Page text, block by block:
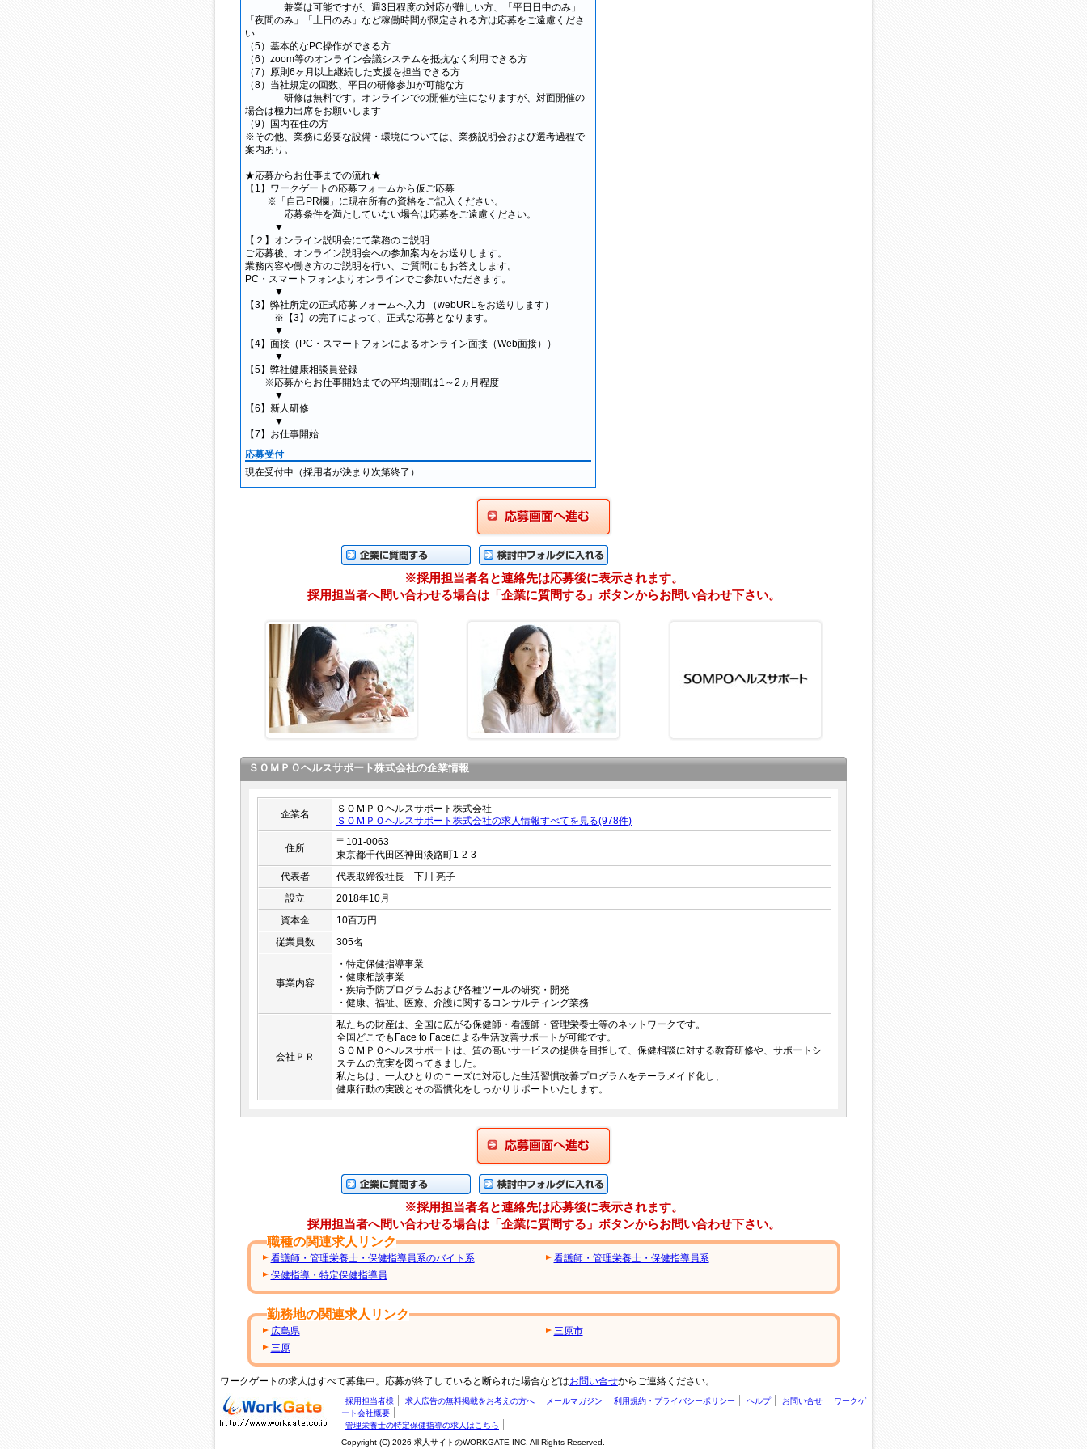
兼業は可能ですが、週3日程度の対応が難しい方、「平日日中のみ」
「夜間のみ」「土日のみ」など稼働時間が限定される方は応募をご遠慮くださ
い
（5）基本的なPC操作ができる方
（6）zoom等のオンライン会議システムを抵抗なく利用できる方
（7）原則6ヶ月以上継続した支援を担当できる方
（8）当社規定の回数、平日の研修参加が可能な方
研修は無料です。オンラインでの開催が主になりますが、対面開催の
場合は極力出席をお願いします
（9）国内在住の方
※その他、業務に必要な設備・環境については、業務説明会および選考過程で
案内あり。
★応募からお仕事までの流れ★
【1】ワークゲートの応募フォームから仮ご応募
※「自己PR欄」に現在所有の資格をご記入ください。
応募条件を満たしていない場合は応募をご遠慮ください。
▼
【２】オンライン説明会にて業務のご説明
ご応募後、オンライン説明会への参加案内をお送りします。
業務内容や働き方のご説明を行い、ご質問にもお答えします。
PC・スマートフォンよりオンラインでご参加いただきます。
▼
【3】弊社所定の正式応募フォームへ入力 （webURLをお送りします）
※【3】の完了によって、正式な応募となります。
▼
【4】面接（PC・スマートフォンによるオンライン面接（Web面接））
▼
【5】弊社健康相談員登録
※応募からお仕事開始までの平均期間は1～2ヵ月程度
▼
【6】新人研修
▼
【7】お仕事開始
応募受付
現在受付中（採用者が決まり次第終了）
応募画面に進む
企業に質問する 検検討中フォルダに入れる
※採用担当者名と連絡先は応募後に表示されます。
採用担当者へ問い合わせる場合は「企業に質問する」ボタンからお問い合わせ下さい。
ＳＯＭＰＯヘルスサポート株式会社の企業情報
企業名
ＳＯＭＰＯヘルスサポート株式会社
ＳＯＭＰＯヘルスサポート株式会社の求人情報すべてを見る(978件)
住所
〒101-0063
東京都千代田区神田淡路町1-2-3
代表者
代表取締役社長 下川 亮子
設立
2018年10月
資本金
10百万円
従業員数
305名
事業内容
・特定保健指導事業
・健康相談事業
・疾病予防プログラムおよび各種ツールの研究・開発
・健康、福祉、医療、介護に関するコンサルティング業務
会社ＰＲ
私たちの財産は、全国に広がる保健師・看護師・管理栄養士等のネットワークです。
全国どこでもFace to Faceによる生活改善サポートが可能です。
ＳＯＭＰＯヘルスサポートは、質の高いサービスの提供を目指して、保健相談に対する教育研修や、サポートシ
ステムの充実を図ってきました。
私たちは、一人ひとりのニーズに対応した生活習慣改善プログラムをテーラメイド化し、
健康行動の実践とその習慣化をしっかりサポートいたします。
応募画面に進む
企業に質問する 検討中フォルダに入れる
※採用担当者名と連絡先は応募後に表示されます。
採用担当者へ問い合わせる場合は「企業に質問する」ボタンからお問い合わせ下さい。
職種の関連求人リンク
看護師・管理栄養士・保健指導員系のバイト系
看護師・管理栄養士・保健指導員系
保健指導・特定保健指導員
勤務地の関連求人リンク
広島県
三原市
三原
ワークゲートの求人はすべて募集中。応募が終了していると断られた場合などはお問い合せからご連絡ください。
求人・求人情報ならワー
クゲートへ！
採用担当者様 求人広告の無料掲載をお考えの方へ メールマガジン 利用規約・プライバシーポリシー ヘルプ お問い合せ
ワークゲ
ート会社概要
管理栄養士の特定保健指導の求人はこちら
Copyright (C) 2026 求人サイトのWORKGATE INC. All Rights Reserved.